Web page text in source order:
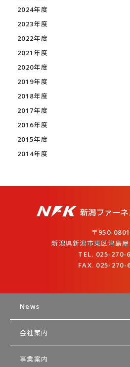
2024年度
2023年度
2022年度
2021年度
2020年度
2019年度
2018年度
2017年度
2016年度
2015年度
2014年度
〒950-0801
新潟県新潟市東区津島
TEL. 025-270-
FAX. 025-270-
News
会社案内
事業案内